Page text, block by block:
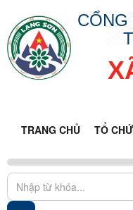
TRANG CHỦ TỔ